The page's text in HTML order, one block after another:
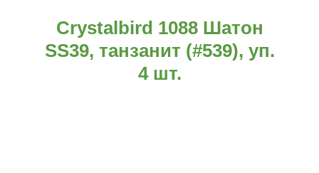
Crystalbird 1088 Шатон
SS39, танзанит (#539), уп.
4 шт.